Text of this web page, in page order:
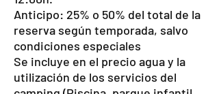
Anticipo: 25% o 50% del total de la
reserva según temporada, salvo
condiciones especiales
Se incluye en el precio agua y la
utilización de los servicios del